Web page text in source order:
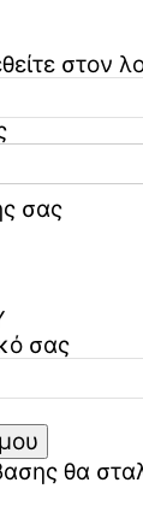
στον
σας
σας
θα